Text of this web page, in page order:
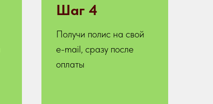
Шаг 4
Получи полис на свой
e-mail, сразу после
оплаты